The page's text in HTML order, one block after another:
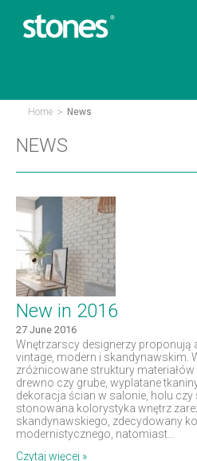
Home > News
NEWS
New in 2016
27 June 2016
Wnętrzarscy designerzy proponują
vintage, modern i skandynawskim.
zróżnicowane struktury materiałów
drewno czy grube, wyplatane
dekoracja ścian w salonie, holu czy
stonowana kolorystyka wnętrz
skandynawskiego, zdecydowany
modernistycznego, natomiast…
Czytaj więcej »